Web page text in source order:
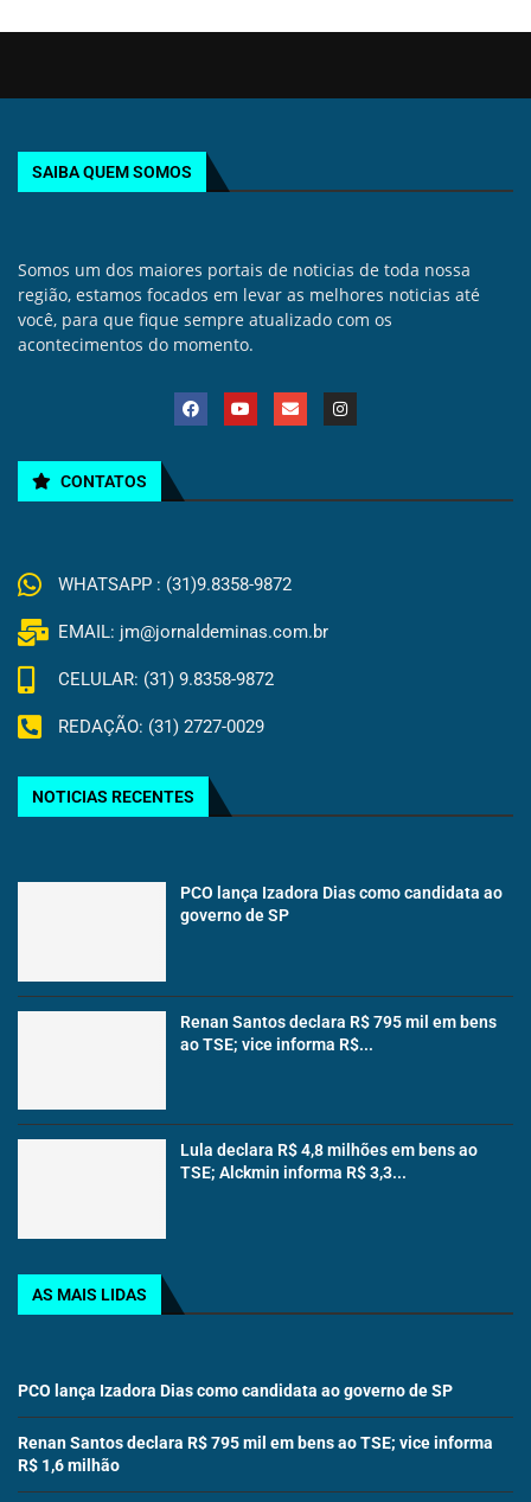
SAIBA QUEM SOMOS
Somos um dos maiores portais de noticias de toda nossa
região, estamos focados em levar as melhores noticias até
você, para que fique sempre atualizado com os
acontecimentos do momento.
CONTATOS
WHATSAPP : (31)9.8358-9872
EMAIL: jm@jornaldeminas.com.br
CELULAR: (31) 9.8358-9872
REDAÇÃO: (31) 2727-0029
NOTICIAS RECENTES
PCO lança Izadora Dias como candidata ao
governo de SP
Renan Santos declara R$ 795 mil em bens
ao TSE; vice informa R$...
Lula declara R$ 4,8 milhões em bens ao
TSE; Alckmin informa R$ 3,3...
AS MAIS LIDAS
PCO lança Izadora Dias como candidata ao governo de SP
Renan Santos declara R$ 795 mil em bens ao TSE; vice informa
R$ 1,6 milhão